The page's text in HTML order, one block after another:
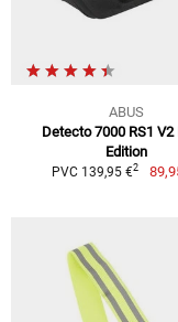
ABUS
Detecto 7000 RS1 V2
Edition
PVC 139,95 €2